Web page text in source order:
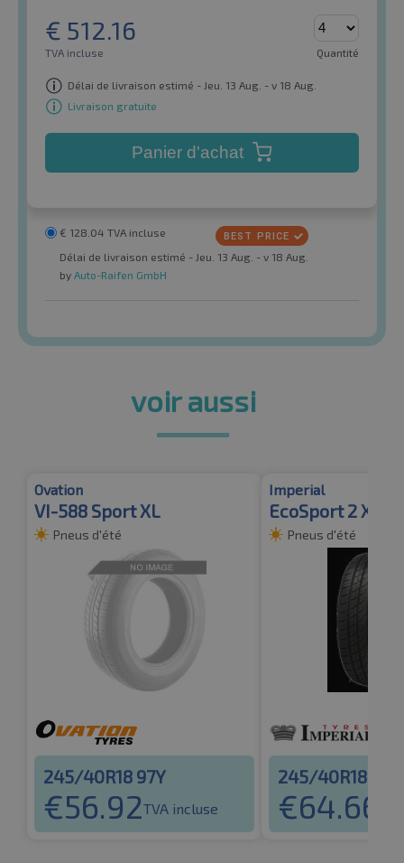
€ 512.16
TVA incluse Quantité
Délai de livraison estimé - Jeu. 13 Aug. - v 18 Aug.
Livraison gratuite
Panier d'achat
€ 128.04 TVA incluse
Délai de livraison estimé - Jeu. 13 Aug. - v 18 Aug.
by Auto-Raifen GmbH
voir aussi
Ovation
VI-588 Sport XL
Pneus d'été
245/40R18 97Y
€56.92TVA incluse
Imperial
EcoSport 2 XL
Pneus d'été
245/40R18 97Y
€64.66